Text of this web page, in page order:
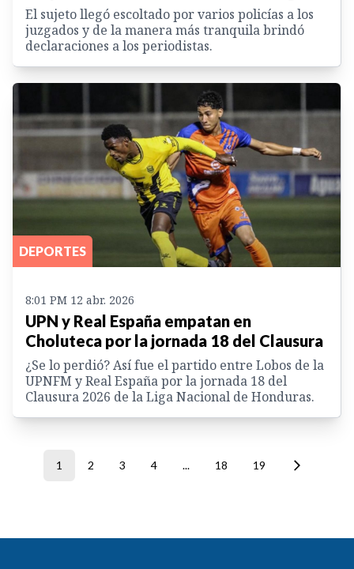
El sujeto llegó escoltado por varios policías a los
juzgados y de la manera más tranquila brindó
declaraciones a los periodistas.
DEPORTES
8:01 PM 12 abr. 2026
UPN y Real España empatan en
Choluteca por la jornada 18 del Clausura
¿Se lo perdió? Así fue el partido entre Lobos de la
UPNFM y Real España por la jornada 18 del
Clausura 2026 de la Liga Nacional de Honduras.
1 2 3 4 ... 18 19